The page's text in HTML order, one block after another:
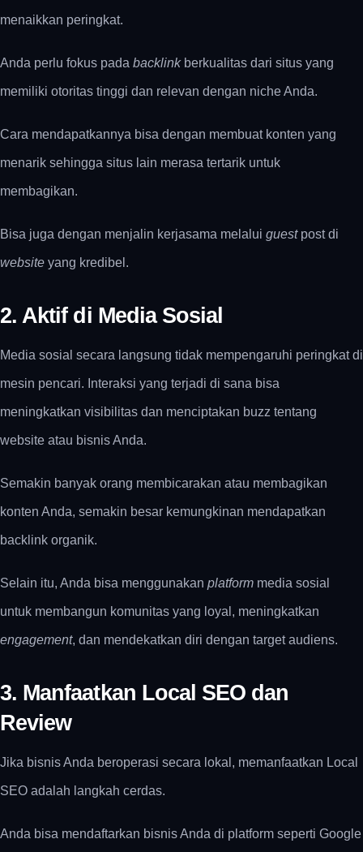
menaikkan peringkat.
Anda perlu fokus pada backlink berkualitas dari situs yang
memiliki otoritas tinggi dan relevan dengan niche Anda.
Cara mendapatkannya bisa dengan membuat konten yang
menarik sehingga situs lain merasa tertarik untuk
membagikan.
Bisa juga dengan menjalin kerjasama melalui guest post di
website yang kredibel.
2. Aktif di Media Sosial
Media sosial secara langsung tidak mempengaruhi peringkat di
mesin pencari. Interaksi yang terjadi di sana bisa
meningkatkan visibilitas dan menciptakan buzz tentang
website atau bisnis Anda.
Semakin banyak orang membicarakan atau membagikan
konten Anda, semakin besar kemungkinan mendapatkan
backlink organik.
Selain itu, Anda bisa menggunakan platform media sosial
untuk membangun komunitas yang loyal, meningkatkan
engagement, dan mendekatkan diri dengan target audiens.
3. Manfaatkan Local SEO dan
Review
Jika bisnis Anda beroperasi secara lokal, memanfaatkan Local
SEO adalah langkah cerdas.
Anda bisa mendaftarkan bisnis Anda di platform seperti Google